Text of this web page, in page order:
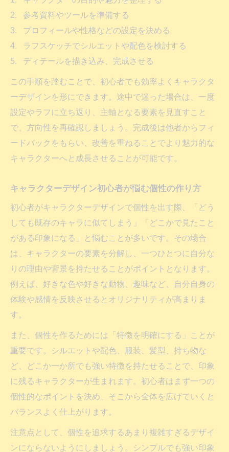
参考資料やツールを準備する
プロフィールや性格などの設定を決める
ラフスケッチでシルエットや配色を検討する
ディテールを描き込み、完成させる
この手順を踏むことで、初心者でも効率よくキャラクタ
ーデザインを形にできます。途中で迷った場合は、一度
設定やラフに立ち返り、主軸となる要素を見直すこと
で、方向性を再確認しましょう。完成後は他者からフィ
ードバックをもらい、改善を重ねることでより魅力的な
キャラクターへと成長させることが可能です。
キャラクターデザイン初心者が悩む個性の作り方
初心者がキャラクターデザインで個性を出す際、「どう
しても既存のキャラに似てしまう」「どこかで見たこと
がある印象になる」と悩むことが多いです。その場合
は、キャラクターの要素を分解し、一つひとつに自分な
りの理由や背景を持たせることがポイントとなります。
例えば、好きな色や好きな動物、趣味など、自分自身の
体験や感情を反映させるとオリジナリティが高まりま
す。
また、個性を作るためには「特徴を明確にする」ことが
重要です。シルエットや配色、服装、髪型、持ち物な
ど、どこか一か所でも強い特徴を持たせることで、印象
に残るキャラクターが生まれます。初心者はまず一つの
個性的なポイントを決め、そこから全体を広げていくと
バランスよく仕上がります。
注意点として、個性を追求するあまり複雑すぎるデザイ
ンにならないようにしましょう。シンプルでも強い印象